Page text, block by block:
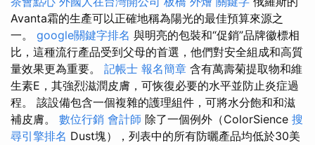
Avanta霜的生產可以正確地稱為陽光的最佳預算來源之
一。 google關鍵字排名 與明亮的包裝和“促銷”品牌徽標相
比，這種流行產品受到父母的首選，他們對安全組成和高質
量效果更為重要。 記帳士 報名簡章 含有萬壽菊提取物和維
生素E，其強烈滋潤皮膚，可恢復必要的水平並防止炎症過
程。 該設備包含一個複雜的護理組件，可將水分飽和和滋
補皮膚。 數位行銷 會計師 除了一個例外（ColorSience 搜
尋引擎排名 Dust塊），列表中的所有防曬產品均低於30美